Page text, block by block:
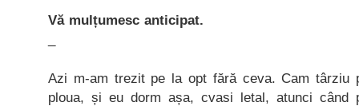
Vă mulțumesc anticipat.
Azi m-am trezit pe la opt fără ceva. Cam târziu
ploua, și eu dorm așa, cvasi letal, atunci când